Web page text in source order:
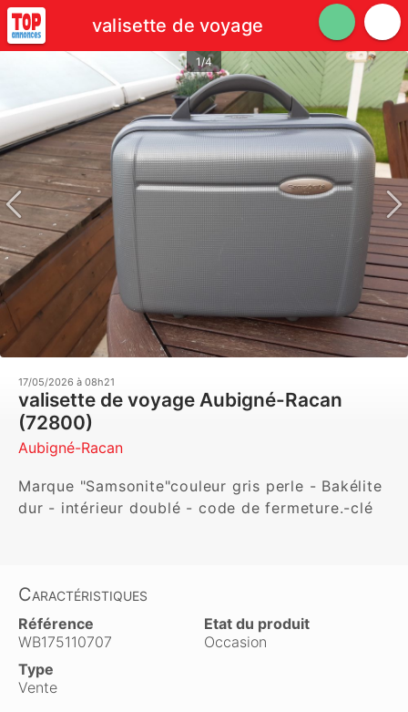
valisette de voyage
1/4
17/05/2026 à 08h21
valisette de voyage Aubigné-Racan
(72800)
Aubigné-Racan
Marque "Samsonite"couleur gris perle - Bakélite
dur - intérieur doublé - code de fermeture.-clé
Caractéristiques
Référence
WB175110707
Etat du produit
Occasion
Type
Vente